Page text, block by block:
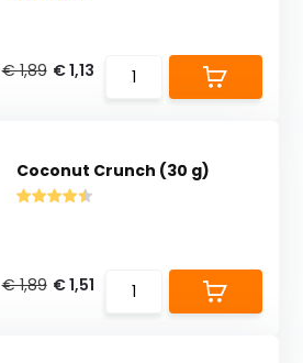
€ 1,89 € 1,13
Coconut Crunch (30 g)
€ 1,89 € 1,51